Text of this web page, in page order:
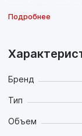
Подробнее
Бренд
Тип
Объем